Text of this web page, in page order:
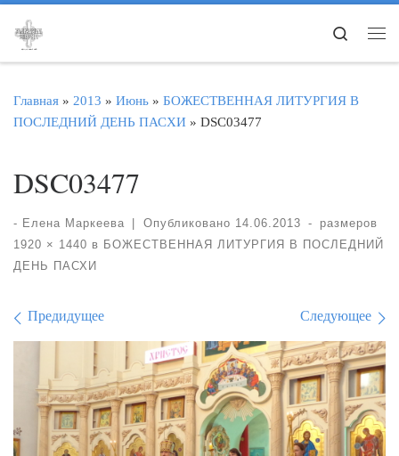
Перейти к содержимому
Search
Главная » 2013 » Июнь » БОЖЕСТВЕННАЯ ЛИТУРГИЯ В
ПОСЛЕДНИЙ ДЕНЬ ПАСХИ » DSC03477
DSC03477
- Елена Маркеева Опубликовано 14.06.2013 -
размеров
1920 × 1440 в БОЖЕСТВЕННАЯ ЛИТУРГИЯ В ПОСЛЕДНИЙ
ДЕНЬ ПАСХИ
Навигация по
Предидущее Следующее